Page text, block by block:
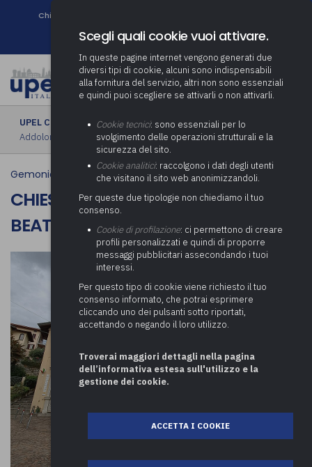
Chi siamo
Newsletter
UPEL CULTURA
› Chiesa di San Rocco e della Beata Vergine
Addolorata
Gemonio
CHIESA DI SAN ROCCO E DELLA
BEATA VERGINE ADDOLORATA
Scegli quali cookie vuoi attivare.
In queste pagine internet vengono generati due
diversi tipi di cookie, alcuni sono indispensabili
alla fornitura del servizio, altri non sono essenziali
e quindi puoi scegliere se attivarli o non attivarli.
Cookie tecnici: sono essenziali per lo
svolgimento delle operazioni strutturali e la
sicurezza del sito.
Cookie analitici: raccolgono i dati degli utenti
che visitano il sito web anonimizzandoli.
Per queste due tipologie non chiediamo il tuo
consenso.
Cookie di profilazione: ci permettono di creare
profili personalizzati e quindi di proporre
messaggi pubblicitari assecondando i tuoi
interessi.
Per questo tipo di cookie viene richiesto il tuo
consenso informato, che potrai esprimere
cliccando uno dei pulsanti sotto riportati,
accettando o negando il loro utilizzo.
Troverai maggiori dettagli nella pagina
dell’informativa estesa sull'utilizzo e la
gestione dei cookie.
ACCETTA I COOKIE